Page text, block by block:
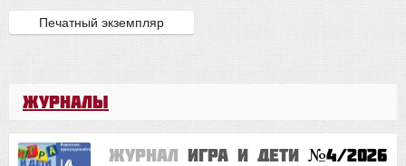
Печатный экземпляр
Журналы
Журнал Игра и дети №4/2026